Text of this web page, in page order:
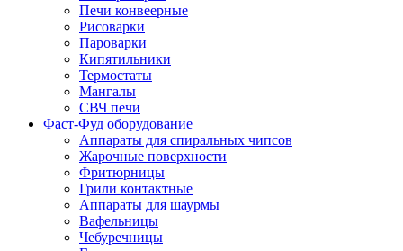
Печи конвеерные
Рисоварки
Пароварки
Кипятильники
Термостаты
Мангалы
СВЧ печи
Фаст-Фуд оборудование
Аппараты для спиральных чипсов
Жарочные поверхности
Фритюрницы
Грили контактные
Аппараты для шаурмы
Вафельницы
Чебуречницы